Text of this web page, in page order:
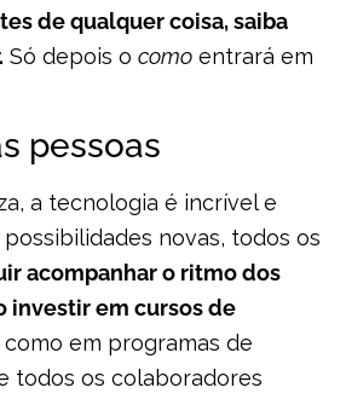
de qualquer coisa, saiba
Só depois o como entrará em
pessoas
a tecnologia é incrível e
novas, todos os
acompanhar o ritmo dos
investir em cursos de
como em programas de
todos os colaboradores